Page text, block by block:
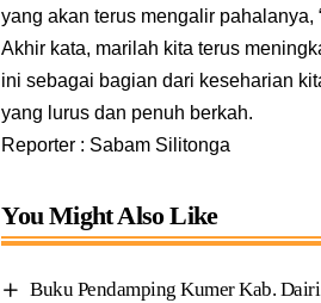
yang akan terus mengalir pahalanya,
Akhir kata, marilah kita terus
ini sebagai bagian dari keseharian
yang lurus dan penuh berkah.
Reporter : Sabam Silitonga
You Might Also Like
Buku Pendamping Kumer Kab.